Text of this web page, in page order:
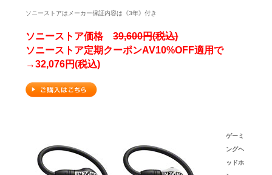
ソニーストアはメーカー保証内容は《3年》付き
ソニーストア価格39,600円(税込)
ソニーストア定期クーポンAV10%OFF適用で
→32,076円(税込)
ゲーミ
ングヘ
ッドホ